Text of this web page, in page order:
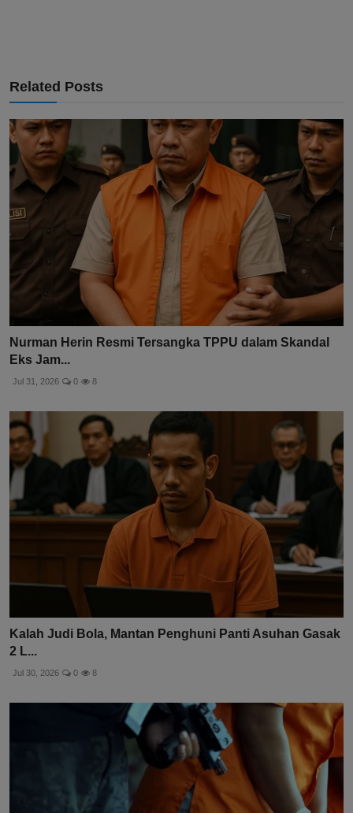
Related Posts
Nurman Herin Resmi Tersangka TPPU dalam Skandal
Eks Jam...
Jul 31, 2026 0 8
Kalah Judi Bola, Mantan Penghuni Panti Asuhan Gasak
2 L...
Jul 30, 2026 0 8